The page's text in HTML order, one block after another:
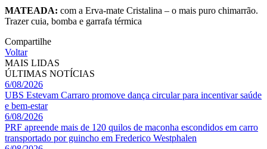
MATEADA: com a Erva-mate Cristalina – o mais puro chimarrão.
Trazer cuia, bomba e garrafa térmica
Compartilhe
Voltar
MAIS LIDAS
ÚLTIMAS NOTÍCIAS
6/08/2026
UBS Estevam Carraro promove dança circular para incentivar saúde
e bem-estar
6/08/2026
PRF apreende mais de 120 quilos de maconha escondidos em carro
transportado por guincho em Frederico Westphalen